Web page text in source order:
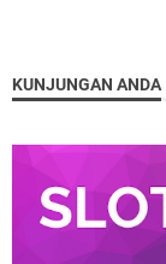
KUNJUNGAN ANDA